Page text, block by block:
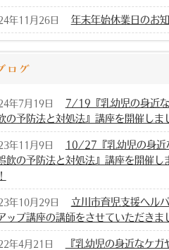
年11月26日 年末年始休業日のお
ログ
年7月19日
7/19『乳幼児の身近
の予防法と対処法』講座を開催しま
年11月9日
10/27『乳幼児の身近
飲の予防法と対処法』講座を開催し
年10月29日
立川市育児支援ヘル
ップ講座の講師をさせていただきま
年4月21日
『乳幼児の身近なケガ